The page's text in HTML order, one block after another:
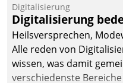
Digitalisierung
Digitalisierung
Heilsversprechen,
Alle reden von
wissen, was damit
verschiedenste